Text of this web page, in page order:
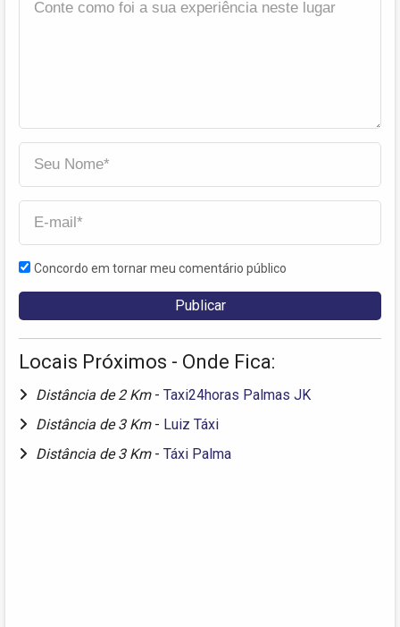
Concordo em tornar meu comentário público
Locais Próximos - Onde Fica:
Distância de 2 Km - Taxi24horas Palmas JK
Distância de 3 Km - Luiz Táxi
Distância de 3 Km - Táxi Palma